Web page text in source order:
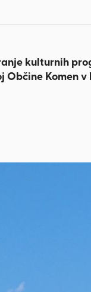
kulturnih
Občine Komen v